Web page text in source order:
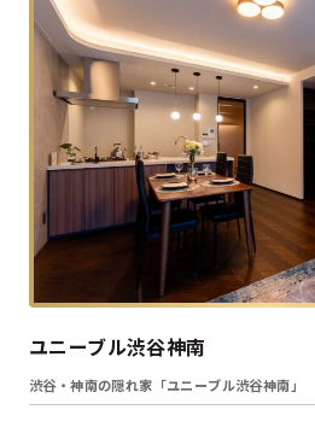
ユニーブル渋谷神南
渋谷・神南の隠れ家「ユニーブル渋谷神南」